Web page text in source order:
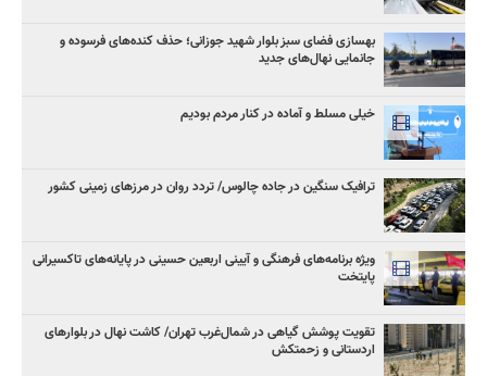
بهسازی فضای سبز بلوار شهید جوزانی؛ حذف کنده‌های فرسوده و
جانمایی نهال‌های جدید
خیلی مسلط و آماده در کنار مردم بودیم
ترافیک سنگین در جاده چالوس/ تردد روان در مرزهای زمینی کشور
ویژه برنامه‌های فرهنگی و آیینی اربعین حسینی در پایانه‌های تاکسیرانی
پایتخت
تقویت پوشش گیاهی در شمال‌غرب تهران/ کاشت نهال در بلوارهای
اردستانی و زحمتکش